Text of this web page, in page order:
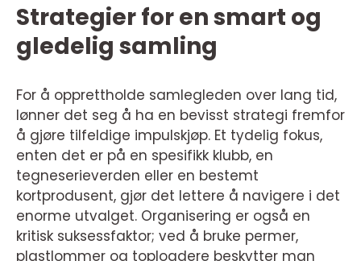
Strategier for en smart og
gledelig samling
For å opprettholde samlegleden over lang tid,
lønner det seg å ha en bevisst strategi fremfor
å gjøre tilfeldige impulskjøp. Et tydelig fokus,
enten det er på en spesifikk klubb, en
tegneserieverden eller en bestemt
kortprodusent, gjør det lettere å navigere i det
enorme utvalget. Organisering er også en
kritisk suksessfaktor; ved å bruke permer,
plastlommer og toploadere beskytter man